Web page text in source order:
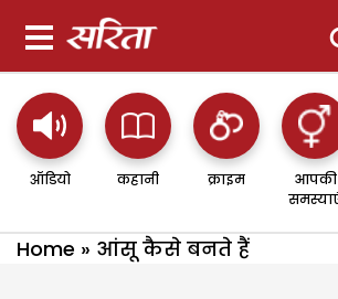
ऑडियो कहानी क्राइम
आपकी
Home » आंसू कैसे बनते हैं